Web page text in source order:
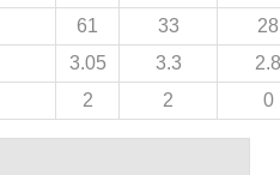
61 33
28
3.05 3.3
2.8
2 2 0